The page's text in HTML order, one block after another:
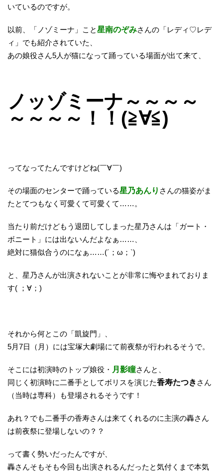
いているのですが。
以前、「ノゾミーナ」こと星南のぞみさんの「レディ♡レデ
ィ」でも紹介されていた、
あの娘役さん5人が猫になって踊っている場面が出て来て、
ノッゾミーナ～～～～
～～～～！！(≧∀≦)
ってなってたんですけどね(￣∀￣)
その場面のセンターで踊っている星乃あんり さんの猫姿がま
たとてつもなく可愛くて可愛くて……。
当たり前だけどもう退団してしまった星乃さんは「ガート・
ボニート」には出ないんだよなぁ……、
絶対に猫似合うのになぁ……(´；ω；`)
と、星乃さんが出演されないことが非常に悔やまれておりま
す( ；∀；)
それから何とこの「凱旋門」、
5月7日（月）には宝塚大劇場にて前夜祭が行われるそうで。
そこには初演時のトップ娘役・ 月影瞳さんと、
同じく初演時に二番手としてボリスを演じた香寿たつき さん
（当時は専科）も登場されるそうです！
あれ？でも二番手の香寿さんは来てくれるのに主演の轟さん
は前夜祭に登場しないの？？
って書く勢いだったんですが、
轟さんそもそも今回も出演されるんだったと気付くまで本気